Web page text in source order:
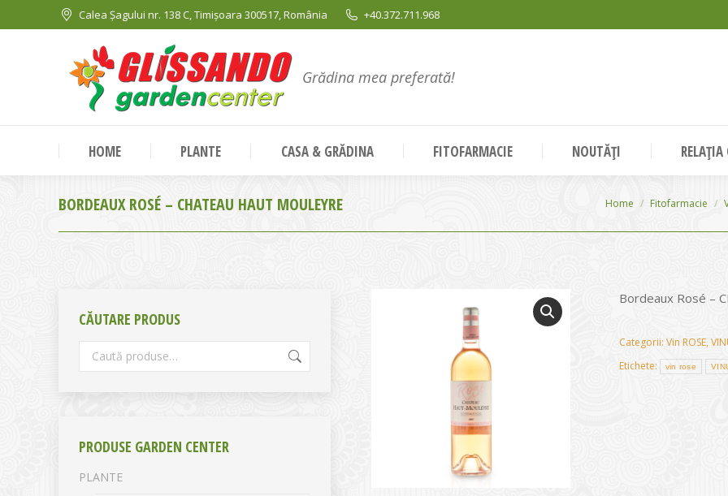
Calea Șagului nr. 138 C, Timișoara 300517, România +40.372.711.968
Grădina mea preferată!
HOME PLANTE CASA & GRĂDINA FITOFARMACIE NOUTĂȚI
BORDEAUX ROSÉ – CHATEAU HAUT MOULEYRE You are here:
Home Fitofarmacie
Bordeaux Rosé –
Categorii: Vin ROSE,
Etichete:
vin rose
CĂUTARE PRODUS
PRODUSE GARDEN CENTER
PLANTE